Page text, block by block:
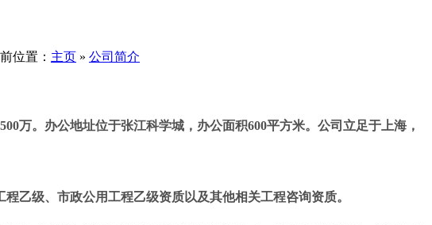
位置： 主页 » 公司简介
万。办公地址位于张江科学城，办公面积600平方米。公司立足于上海，
乙级、市政公用工程乙级资质以及其他相关工程咨询资质。